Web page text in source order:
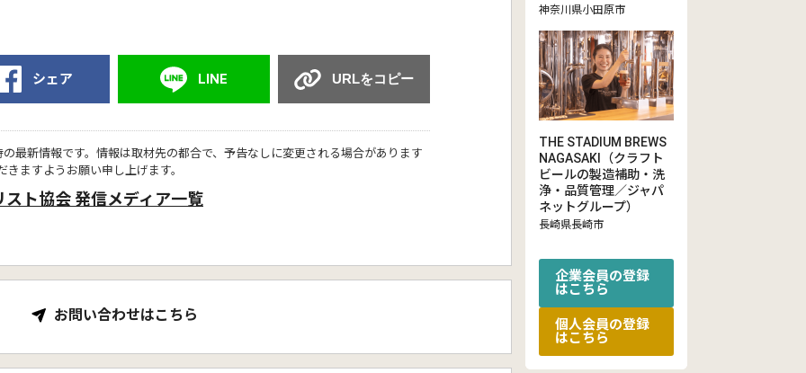
シェア LINE URLをコピー
最新情報です。情報は取材先の都合で、予告なしに変更される場合があります
ますようお願い申し上げます。
ト協会 発信メディア一覧
お問い合わせはこちら
神奈川県小田原市
THE STADIUM BREWS
NAGASAKI（クラフト
ビールの製造補助・洗
浄・品質管理／ジャパ
ネットグループ）
長崎県長崎市
企業会員の登録
はこちら
個人会員の登録
はこちら